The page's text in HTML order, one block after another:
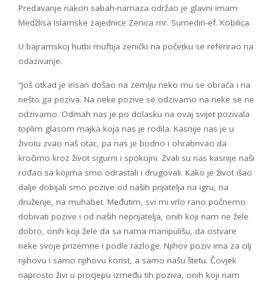
Predavanje nakon sabah-namaza održao je glavni imam
Medžlisa Islamske zajednice Zenica mr. Sumedin-ef. Kobilica.
U bajramskoj hutbi muftija zenički na početku se referirao na
odazivanje.
“Još otkad je insan došao na zemlju neko mu se obraća i na
nešto ga poziva. Na neke pozive se odzivamo na neke se ne
odzivamo. Odmah nas je po dolasku na ovaj svijet pozivala
toplim glasom majka koja nas je rodila. Kasnije nas je u
životu zvao naš otac, pa nas je bodrio i ohrabrivao da
kročimo kroz život sigurni i spokojni. Zvali su nas kasnije naši
rođaci sa kojima smo odrastali i drugovali. Kako je život išao
dalje dobijali smo pozive od naših prijatelja na igru, na
druženje, na muhabet. Međutim, svi mi vrlo rano počnemo
dobivati pozive i od naših neprijatelja, onih koji nam ne žele
dobro, onih koji žele da sa nama manipulišu, da ostvare
neke svoje prizemne i podle razloge. Njihov poziv ima za cilj
njihovu i samo njihovu korist, a samo našu štetu. Čovjek
naprosto živi u procjepu između tih poziva, onih koji nam